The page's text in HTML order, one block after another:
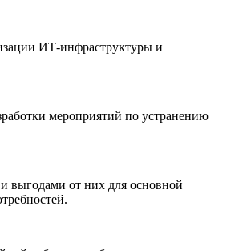
ИТ-инфраструктуры и
мероприятий по устранению
выгодами от них для основной